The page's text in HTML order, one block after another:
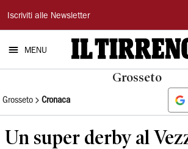
Il
Tirreno
Iscriviti alle Newsletter
MENU
Grosseto
Grosseto Cronaca
Un super derby al